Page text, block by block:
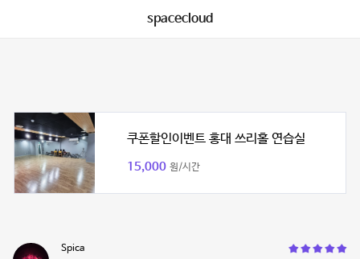
spacecloud
쿠폰할인이벤트 홍대 쓰리홀 연습실
15,000 원/시간
Spica